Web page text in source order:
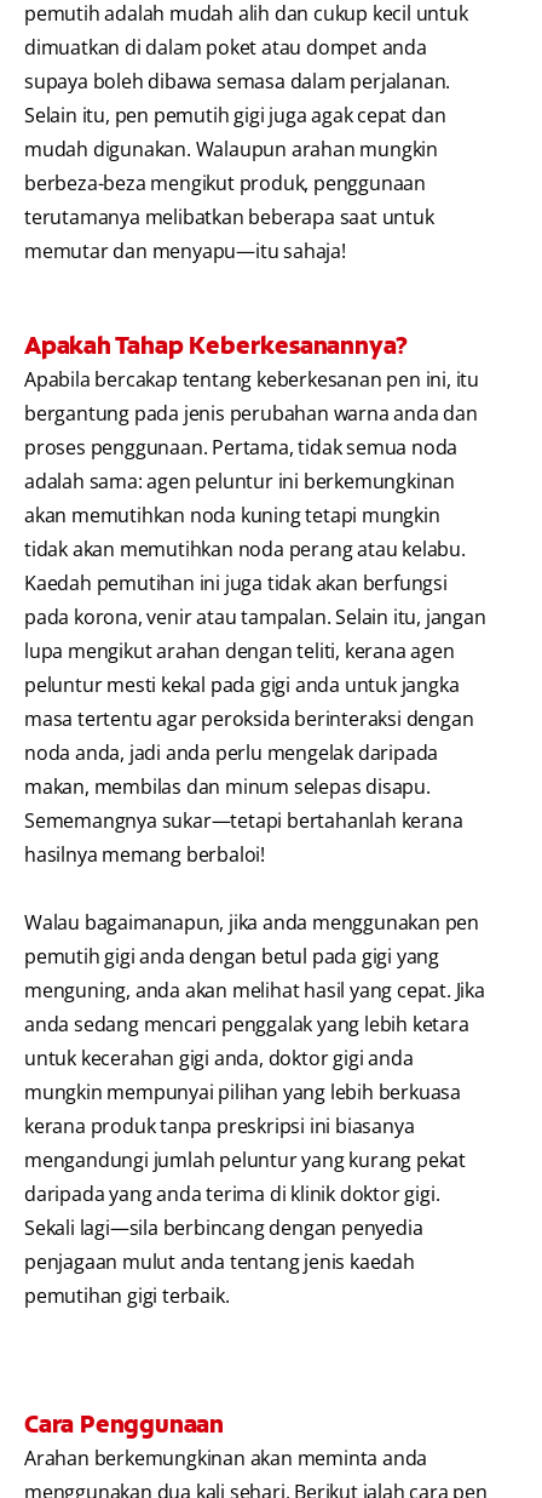
pemutih adalah mudah alih dan cukup kecil untuk
dimuatkan di dalam poket atau dompet anda
supaya boleh dibawa semasa dalam perjalanan.
Selain itu, pen pemutih gigi juga agak cepat dan
mudah digunakan. Walaupun arahan mungkin
berbeza-beza mengikut produk, penggunaan
terutamanya melibatkan beberapa saat untuk
memutar dan menyapu—itu sahaja!
Apakah Tahap Keberkesanannya?
Apabila bercakap tentang keberkesanan pen ini, itu
bergantung pada jenis perubahan warna anda dan
proses penggunaan. Pertama, tidak semua noda
adalah sama: agen peluntur ini berkemungkinan
akan memutihkan noda kuning tetapi mungkin
tidak akan memutihkan noda perang atau kelabu.
Kaedah pemutihan ini juga tidak akan berfungsi
pada korona, venir atau tampalan. Selain itu, jangan
lupa mengikut arahan dengan teliti, kerana agen
peluntur mesti kekal pada gigi anda untuk jangka
masa tertentu agar peroksida berinteraksi dengan
noda anda, jadi anda perlu mengelak daripada
makan, membilas dan minum selepas disapu.
Sememangnya sukar—tetapi bertahanlah kerana
hasilnya memang berbaloi!
Walau bagaimanapun, jika anda menggunakan pen
pemutih gigi anda dengan betul pada gigi yang
menguning, anda akan melihat hasil yang cepat. Jika
anda sedang mencari penggalak yang lebih ketara
untuk kecerahan gigi anda, doktor gigi anda
mungkin mempunyai pilihan yang lebih berkuasa
kerana produk tanpa preskripsi ini biasanya
mengandungi jumlah peluntur yang kurang pekat
daripada yang anda terima di klinik doktor gigi.
Sekali lagi—sila berbincang dengan penyedia
penjagaan mulut anda tentang jenis kaedah
pemutihan gigi terbaik.
Cara Penggunaan
Arahan berkemungkinan akan meminta anda
menggunakan dua kali sehari. Berikut ialah cara pen